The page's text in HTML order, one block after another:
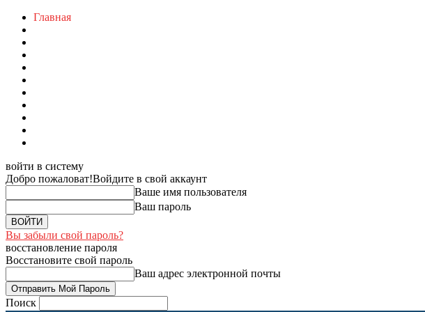
Главная
войти в систему
Добро пожаловат!Войдите в свой аккаунт
Ваше имя пользователя
Ваш пароль
Вы забыли свой пароль?
восстановление пароля
Восстановите свой пароль
Ваш адрес электронной почты
Поиск